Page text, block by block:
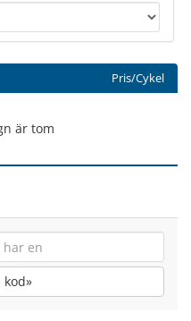
Pris/Cykel
är tom
kod»